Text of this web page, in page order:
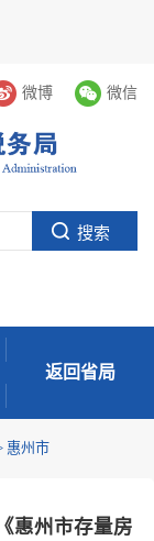
微博 微信
返回省局
惠州市
惠州市存量房